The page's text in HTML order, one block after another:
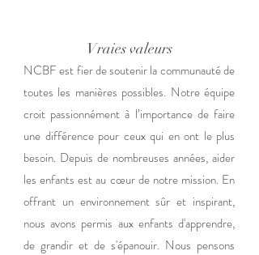
Vraies valeurs
NCBF est fier de soutenir la communauté de
toutes les manières possibles. Notre équipe
croit passionnément à l’importance de faire
une différence pour ceux qui en ont le plus
besoin. Depuis de nombreuses années, aider
les enfants est au cœur de notre mission. En
offrant un environnement sûr et inspirant,
nous avons permis aux enfants d'apprendre,
de grandir et de s'épanouir. Nous pensons